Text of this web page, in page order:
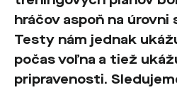
hráčov aspoň na úrovni
Testy nám jednak
počas voľna a tiež
pripravenosti.